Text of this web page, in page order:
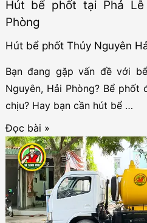
Phòng:
Nhanh,
Sạch,
Hút bể phốt tại Phả
Phòng
Hút bể phốt Thủy Nguyên
Bạn đang gặp vấn đề với
Nguyên, Hải Phòng? Bể
chịu? Hay bạn cần hút bể …
Hút
bể
phốt
Phả
Lễ
Đọc bài »